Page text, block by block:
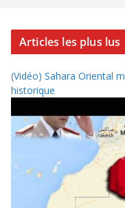
Articles les plus lus
(Vidéo) Sahara Oriental
historique